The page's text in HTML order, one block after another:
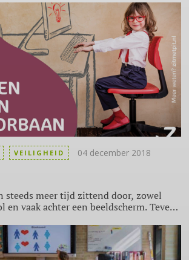
effect op de leerprestaties, stemming,
eetgewoontes van jongeren.
2018 het lespakket Charge Your
Het pakket, ontwikkeld door
opdracht van de Hersenstichting,
over het belang van slaap voor
en stimuleert hen hun eigen
steeds meer tijd zittend door, zowel
en vaak achter een beeldscherm. Teveel
zoals pijnklachten,
overgewicht en RSI: ellende die we
willen besparen.
VEILIGHEID 04 december 2018